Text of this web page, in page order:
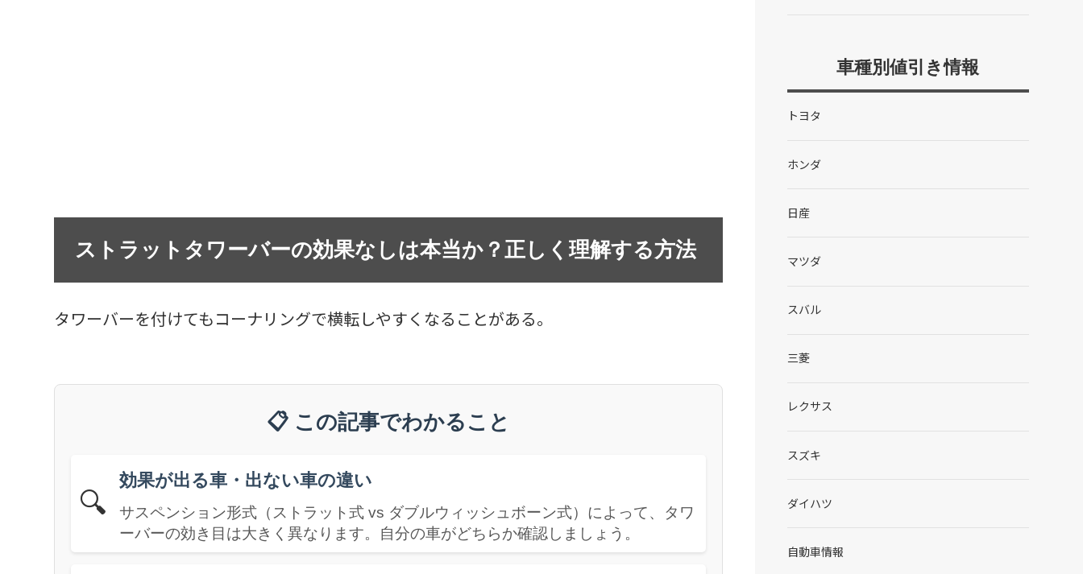
ストラットタワーバーの効果なしは本当か？正しく理解する方法
タワーバーを付けてもコーナリングで横転しやすくなることがある。
📋 この記事でわかること
🔍
効果が出る車・出ない車の違い
サスペンション形式（ストラット式 vs ダブルウィッシュボーン式）によって、タワ
ーバーの効き目は大きく異なります。自分の車がどちらか確認しましょう。
車種別値引き情報
トヨタ
ホンダ
日産
マツダ
スバル
三菱
レクサス
スズキ
ダイハツ
自動車情報